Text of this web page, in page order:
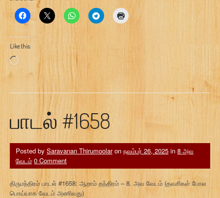
Like this:
Loading…
பாடல் #1658
Posted by Saravanan Thirumoolaron நவம்பர் 26, 2025 in 8 அவ
வேடம் 0 Comment
திருமந்திரம் பாடல் #1658: ஆறாம் தந்திரம் – 8. அவ வேடம் (தவசிகள் போல
பொய்யாக வேடம் அணிவது)